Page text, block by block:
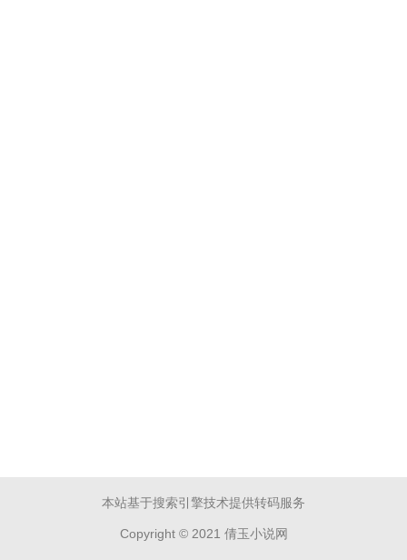
本站基于搜索引擎技术提供转码服务
Copyright © 2021 倩玉小说网